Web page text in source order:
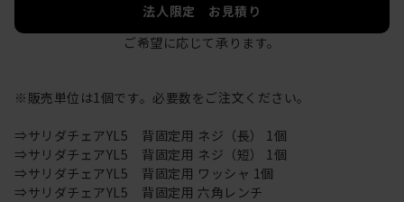
法人限定 お見積り
ご希望に応じて承ります。
※販売単位は1個です。必要数をご注文ください。
⇒サリダチェアYL5 背固定用 ネジ（長） 1個
⇒サリダチェアYL5 背固定用 ネジ（短） 1個
⇒サリダチェアYL5 背固定用 ワッシャ 1個
⇒サリダチェアYL5 背固定用 六角レンチ